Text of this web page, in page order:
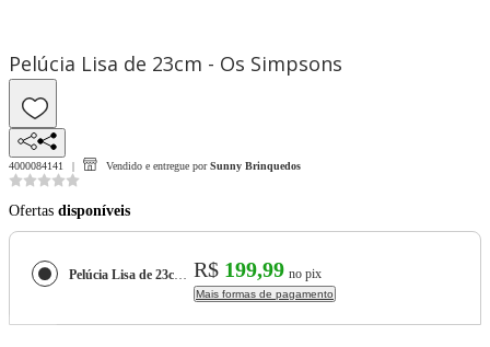
Pelúcia Lisa de 23cm - Os Simpsons
4000084141 Vendido e entregue por Sunny Brinquedos
Ofertas disponíveis
Pelúcia Lisa de 23cm - Os Simpsons R$ 199,99 no pix
Mais formas de pagamento